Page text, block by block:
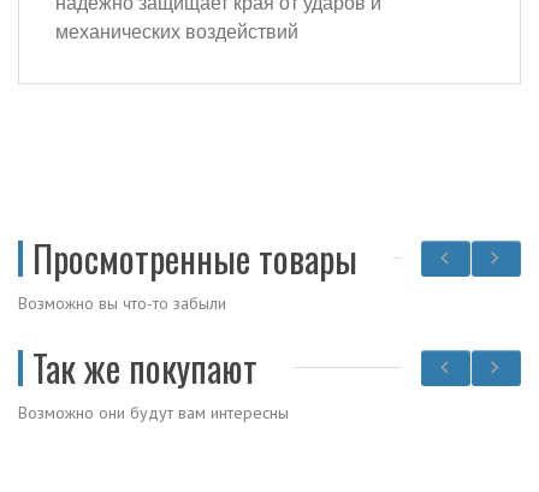
механических воздействий
Просмотренные товары
Возможно вы что-то забыли
Так же покупают
Возможно они будут вам интересны